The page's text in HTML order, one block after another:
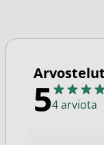
Arvostelut
54 arviota